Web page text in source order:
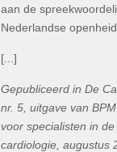
aan de
Nederlandse openheid.
[...]
Gepubliceerd in De
nr. 5, uitgave van
voor specialisten in de
cardiologie, augustus